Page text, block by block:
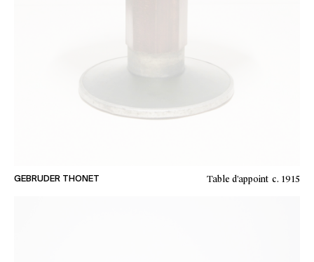
GEBRUDER THONET Table d’appoint c. 1915